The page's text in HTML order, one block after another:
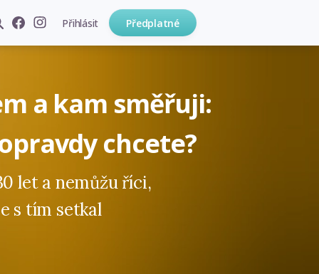
Přihlásit Předplatné
a kam směřuji:
chcete?
let a nemůžu říci,
s tím setkal